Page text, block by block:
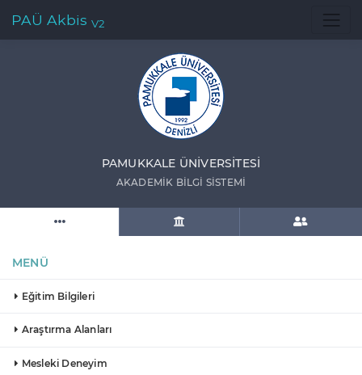
PAÜ Akbis V2
PAMUKKALE ÜNIVERSITESI
AKADEMIK BILGI SISTEMI
MENÜ
Eğitim Bilgileri
Araştırma Alanları
Mesleki Deneyim